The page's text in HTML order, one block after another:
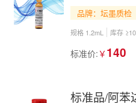
品牌：坛墨质检
规格 1.2mL 库存 ≥10
标准价: ￥ 140
标准品/阿苯